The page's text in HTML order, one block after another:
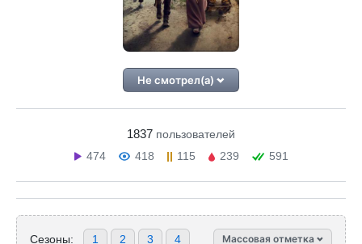
Не смотрел(а)
1837 пользователей
474
418 115 239 591
Сезоны: 1 2 3 4 Массовая отметка